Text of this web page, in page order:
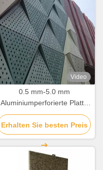
Video
0.5 mm-5.0 mm
Aluminiumperforierte Platte
für Wohngebäude
Erhalten Sie besten Preis